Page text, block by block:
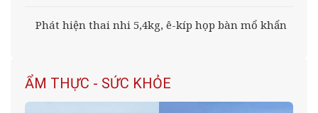
Phát hiện thai nhi 5,4kg, ê-kíp họp bàn mổ khẩn
ẨM THỰC - SỨC KHỎE